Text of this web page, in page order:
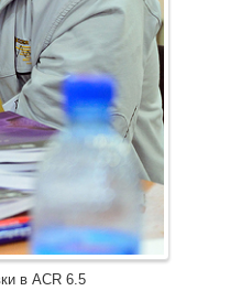
в ACR 6.5